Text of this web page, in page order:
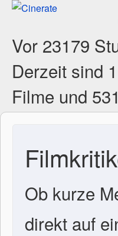
Vor 23179
Derzeit sind
Filme und
Ob kurze
direkt auf